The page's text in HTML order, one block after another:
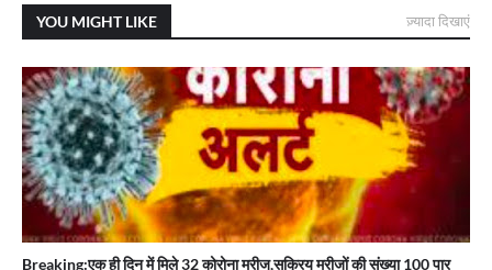
YOU MIGHT LIKE ज़्यादा दिखाएं
Breaking:एक ही दिन में मिले 32 कोरोना मरीज,सक्रिय मरीजों की संख्या 100 पार